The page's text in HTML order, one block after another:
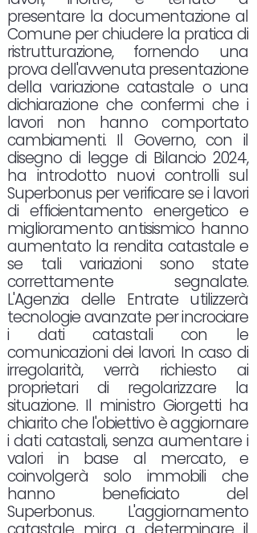
presentare la documentazione al
Comune per chiudere la pratica di
ristrutturazione, fornendo una
prova dell'avvenuta presentazione
della variazione catastale o una
dichiarazione che confermi che i
lavori non hanno comportato
cambiamenti. Il Governo, con il
disegno di legge di Bilancio 2024,
ha introdotto nuovi controlli sul
Superbonus per verificare se i lavori
di efficientamento energetico e
miglioramento antisismico hanno
aumentato la rendita catastale e
se tali variazioni sono state
correttamente segnalate.
L'Agenzia delle Entrate utilizzerà
tecnologie avanzate per incrociare
i dati catastali con le
comunicazioni dei lavori. In caso di
irregolarità, verrà richiesto ai
proprietari di regolarizzare la
situazione. Il ministro Giorgetti ha
chiarito che l'obiettivo è aggiornare
i dati catastali, senza aumentare i
valori in base al mercato, e
coinvolgerà solo immobili che
hanno beneficiato del
Superbonus. L'aggiornamento